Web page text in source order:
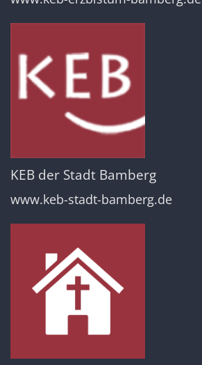
KEB der Stadt Bamberg
www.keb-stadt-bamberg.de